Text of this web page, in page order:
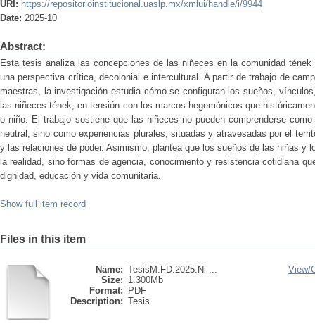
URI: https://repositorioinstitucional.uaslp.mx/xmlui/handle/i/9944
Date: 2025-10
Abstract:
Esta tesis analiza las concepciones de las niñeces en la comunidad
una perspectiva crítica, decolonial e intercultural. A partir de trabajo de
maestras, la investigación estudia cómo se configuran los sueños,
las niñeces tének, en tensión con los marcos hegemónicos que
o niño. El trabajo sostiene que las niñeces no pueden comprenderse
neutral, sino como experiencias plurales, situadas y atravesadas por el
y las relaciones de poder. Asimismo, plantea que los sueños de las niñas y
la realidad, sino formas de agencia, conocimiento y resistencia cotidiana
dignidad, educación y vida comunitaria.
Show full item record
Files in this item
Name: TesisM.FD.2025.Ni ...
Size: 1.300Mb
Format:
PDF
Description: Tesis
View/